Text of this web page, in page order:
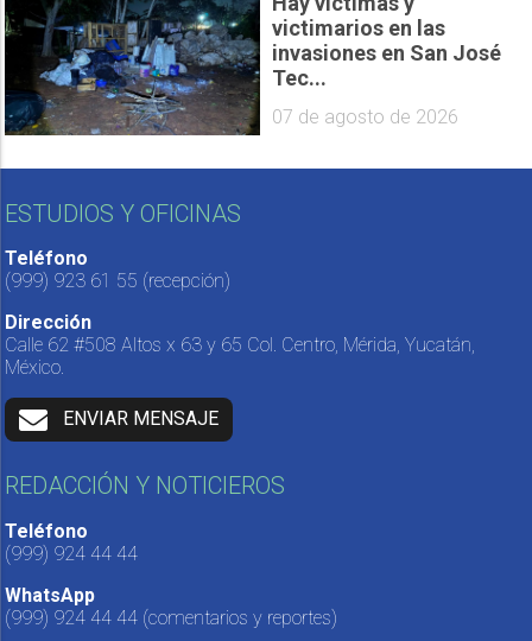
victimarios en las
invasiones en San José
Tec...
07 de agosto de 2026
ESTUDIOS Y OFICINAS
Teléfono
(999) 923 61 55 (recepción)
Dirección
Calle 62 #508 Altos x 63 y 65 Col. Centro, Mérida, Yucatán,
México.
ENVIAR MENSAJE
REDACCIÓN Y NOTICIEROS
Teléfono
(999) 924 44 44
WhatsApp
(999) 924 44 44 (comentarios y reportes)